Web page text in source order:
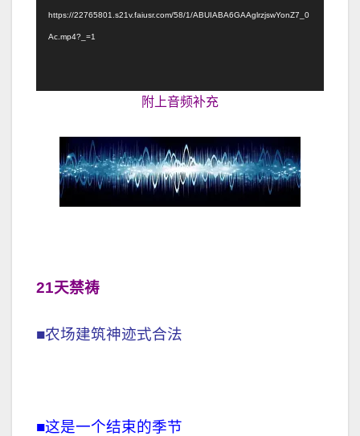
https://22765801.s21v.faiusr.com/58/1/ABUIABA6GAAglrzjswYonZ7_0
Ac.mp4?_=1
附上音频补充
21天禁祷
■农场建筑神迹式合法
■这是一个结束的季节